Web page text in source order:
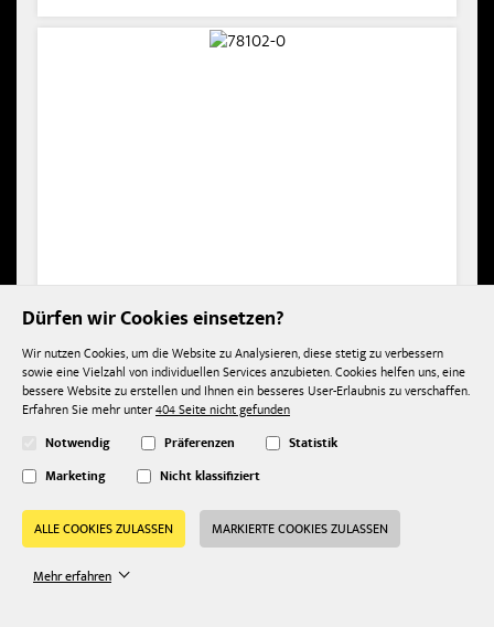
WAHL Prime Series
Schneidsatz wide
Dürfen wir Cookies einsetzen?
Wir nutzen Cookies, um die Website zu Analysieren, diese stetig zu verbessern
sowie eine Vielzahl von individuellen Services anzubieten. Cookies helfen uns, eine
bessere Website zu erstellen und Ihnen ein besseres User-Erlaubnis zu verschaffen.
Erfahren Sie mehr unter404 Seite nicht gefunden
Notwendig Präferenzen
Statistik
Marketing
Nicht klassifiziert
ALLE COOKIES ZULASSEN MARKIERTE COOKIES ZULASSEN
Mehr erfahren